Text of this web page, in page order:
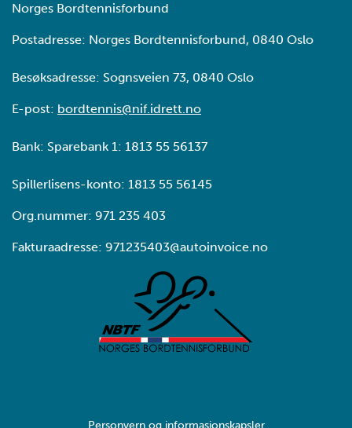
Norges Bordtennisforbund
Postadresse: Norges Bordtennisforbund, 0840 Oslo
Besøksadresse: Sognsveien 73, 0840 Oslo
E-post: bordtennis@nif.idrett.no
Bank: Sparebank 1: 1813 55 56137
Spillerlisens-konto: 1813 55 56145
Org.nummer: 971 235 403
Fakturaadresse: 971235403@autoinvoice.no
Personvern og informasjonskapsler